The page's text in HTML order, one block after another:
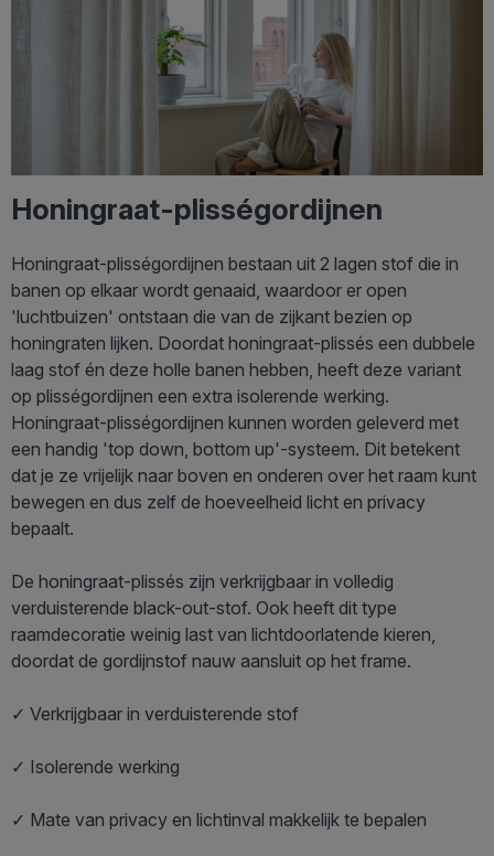
Honingraat-plisségordijnen
Honingraat-plisségordijnen bestaan uit 2 lagen stof die in
banen op elkaar wordt genaaid, waardoor er open
'luchtbuizen' ontstaan die van de zijkant bezien op
honingraten lijken. Doordat honingraat-plissés een dubbele
laag stof én deze holle banen hebben, heeft deze variant
op plisségordijnen een extra isolerende werking.
Honingraat-plisségordijnen kunnen worden geleverd met
een handig 'top down, bottom up'-systeem. Dit betekent
dat je ze vrijelijk naar boven en onderen over het raam kunt
bewegen en dus zelf de hoeveelheid licht en privacy
bepaalt.
De honingraat-plissés zijn verkrijgbaar in volledig
verduisterende black-out-stof. Ook heeft dit type
raamdecoratie weinig last van lichtdoorlatende kieren,
doordat de gordijnstof nauw aansluit op het frame.
✓ Verkrijgbaar in verduisterende stof
✓ Isolerende werking
✓ Mate van privacy en lichtinval makkelijk te bepalen